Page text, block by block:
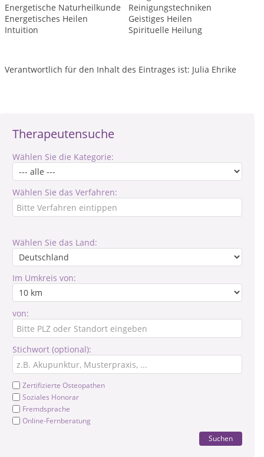
Therapeutensuche
Wählen Sie die Kategorie:
Wählen Sie das Verfahren:
Wählen Sie das Land:
Im Umkreis von:
von:
Stichwort (optional):
Zertifizierte Osteopathen
Soziales Honorar
Fremdsprache
Online-Fernberatung
Suchen
Energetische Naturheilkunde
Reinigungstechniken
Energetisches Heilen
Geistiges Heilen
Intuition
Spirituelle Heilung
Verantwortlich für den Inhalt des Eintrages ist: Julia Ehrike